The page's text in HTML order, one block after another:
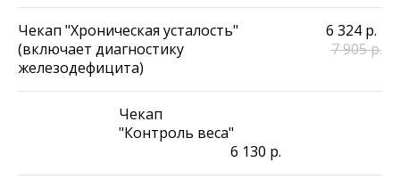
Чекап "Хроническая усталость"
(включает диагностику
железодефицита)
6 324 р.
7 905р.
Чекап
"Контроль веса"
6 130 р.